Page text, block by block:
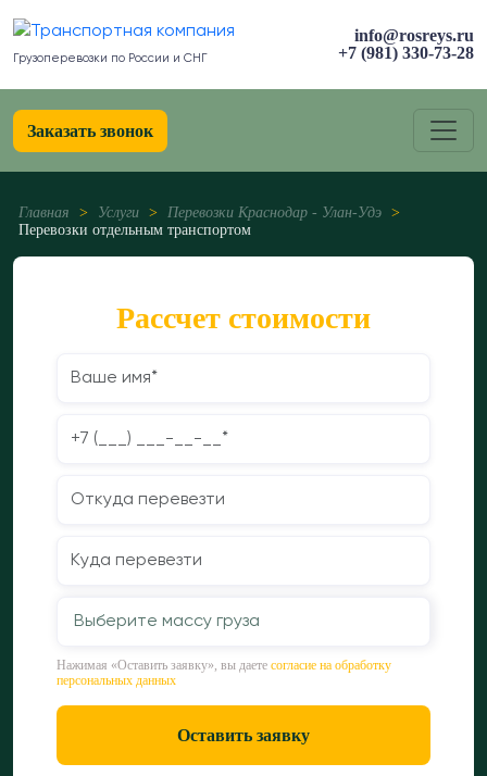
Грузоперевозки по России и СНГ
info@rosreys.ru
+7 (981) 330-73-28
Заказать звонок
Главная > Услуги > Перевозки Краснодар - Улан-Удэ >
Перевозки отдельным транспортом
Рассчет стоимости
Выберите массу груза
Нажимая «Оставить заявку», вы даете согласие на обработку
персональных данных
Оставить заявку